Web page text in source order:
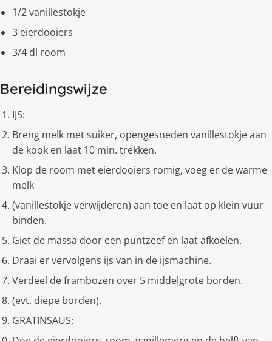
1/2 vanillestokje
3 eierdooiers
3/4 dl room
Bereidingswijze
IJS:
Breng melk met suiker, opengesneden vanillestokje aan
de kook en laat 10 min. trekken.
Klop de room met eierdooiers romig, voeg er de warme
melk
(vanillestokje verwijderen) aan toe en laat op klein vuur
binden.
Giet de massa door een puntzeef en laat afkoelen.
Draai er vervolgens ijs van in de ijsmachine.
Verdeel de frambozen over 5 middelgrote borden.
(evt. diepe borden).
GRATINSAUS: